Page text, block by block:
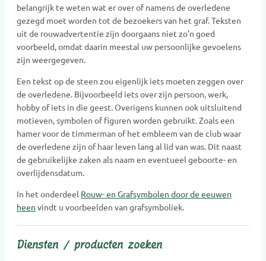
belangrijk te weten wat er over of namens de overledene
gezegd moet worden tot de bezoekers van het graf. Teksten
uit de rouwadvertentie zijn doorgaans niet zo'n goed
voorbeeld, omdat daarin meestal uw persoonlijke gevoelens
zijn weergegeven.
Een tekst op de steen zou eigenlijk iets moeten zeggen over
de overledene. Bijvoorbeeld iets over zijn persoon, werk,
hobby of iets in die geest. Overigens kunnen ook uitsluitend
motieven, symbolen of figuren worden gebruikt. Zoals een
hamer voor de timmerman of het embleem van de club waar
de overledene zijn of haar leven lang al lid van was. Dit naast
de gebruikelijke zaken als naam en eventueel geboorte- en
overlijdensdatum.
In het onderdeel Rouw- en Grafsymbolen door de eeuwen
heen vindt u voorbeelden van grafsymboliek.
Diensten / producten zoeken